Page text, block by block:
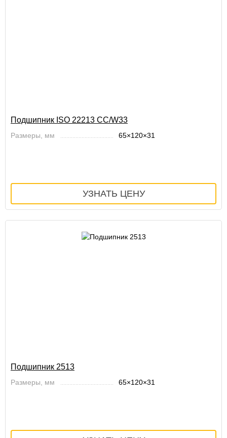
Подшипник ISO 22213 CC/W33
Размеры, мм 65×120×31
Подшипник 2513
Размеры, мм 65×120×31